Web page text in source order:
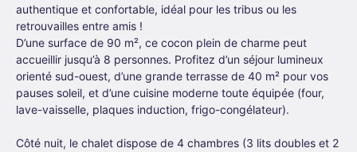
authentique et confortable, idéal pour les tribus ou les
retrouvailles entre amis !
D’une surface de 90 m², ce cocon plein de charme peut
accueillir jusqu’à 8 personnes. Profitez d’un séjour lumineux
orienté sud-ouest, d’une grande terrasse de 40 m² pour vos
pauses soleil, et d’une cuisine moderne toute équipée (four,
lave-vaisselle, plaques induction, frigo-congélateur).
Côté nuit, le chalet dispose de 4 chambres (3 lits doubles et 2